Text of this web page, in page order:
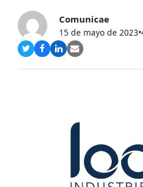
Comunicae
15 de mayo de 2023•
Compartir
Twitter
Compartir
Facebook
Compartir
LinkedIn
Share
Email